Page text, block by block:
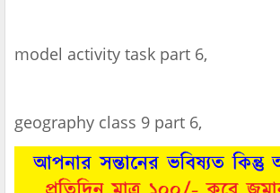
model activity task part 6,
geography class 9 part 6,